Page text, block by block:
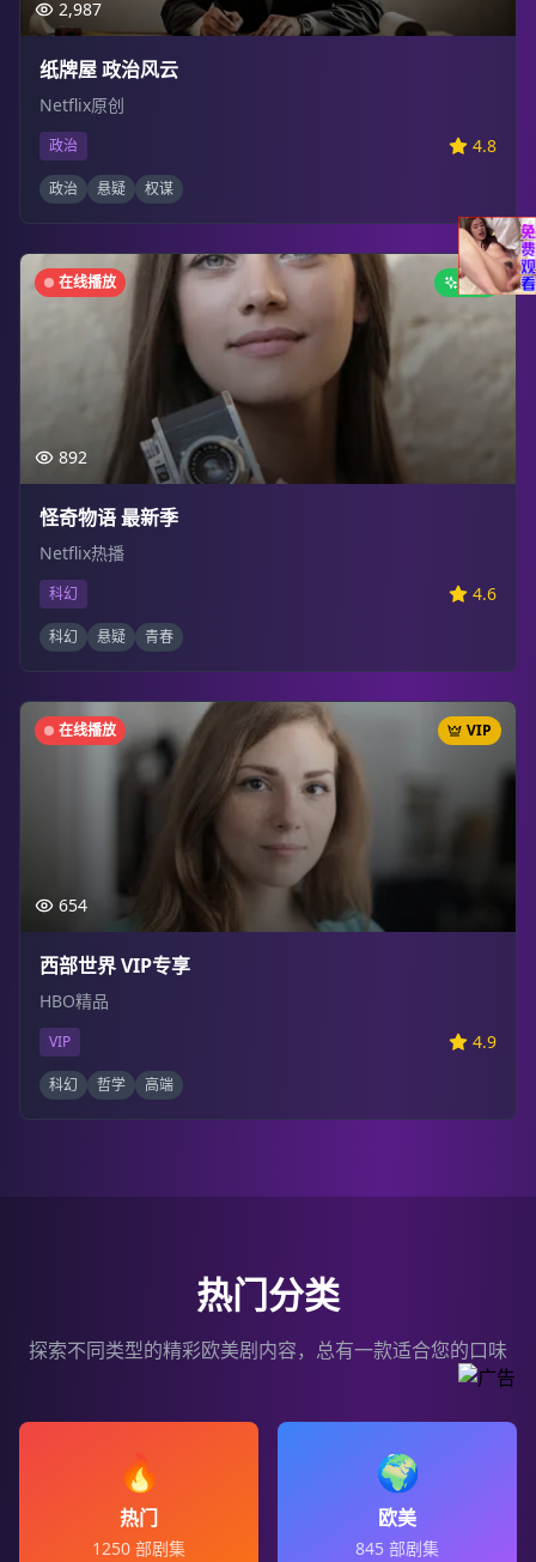
2,987
纸牌屋 政治风云
Netflix原创
政治 4.8
政治 悬疑 权谋
在线播放 新剧
892
怪奇物语 最新季
Netflix热播
科幻 4.6
科幻 悬疑 青春
在线播放 VIP
654
西部世界 VIP专享
HBO精品
VIP 4.9
科幻 哲学 高端
热门分类
探索不同类型的精彩欧美剧内容，总有一款适合您的口味
🔥
热门
1250 部剧集
🌍
欧美
845 部剧集